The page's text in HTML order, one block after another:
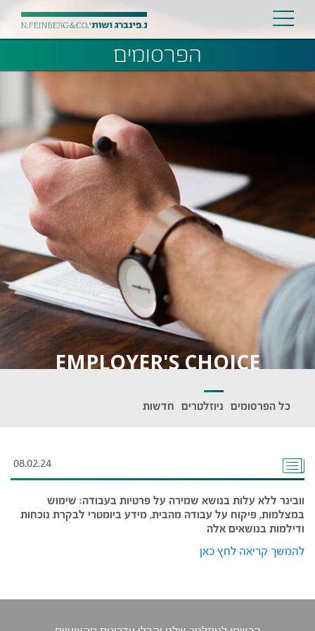
הפרסומים
EMPLOYER'S CHOICE
כל הפרסומים ניוזלטרים חדשות
08.02.24
וובינר ללא עלות בנושא שמירה על פרטיות בעבודה: שימוש
במצלמות, פיקוח על עבודה מהבית, מידע ביומטרי לבקרת נוכחות
ודילמות בנושאים אלה
להמשך קריאה לחץ כאן